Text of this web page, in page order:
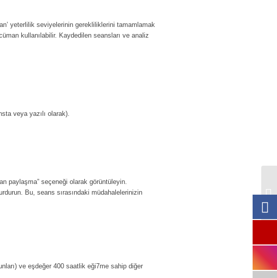
yeterlilik seviyelerinin gerekliliklerini tamamlamak
kullanılabilir. Kaydedilen seansları ve analiz
veya yazılı olarak).
paylaşma” seçeneği olarak görüntüleyin.
Bu, seans sırasındaki müdahalelerinizin
ve eşdeğer 400 saatlik eği7me sahip diğer